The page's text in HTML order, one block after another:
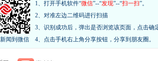
闻到微信
1、打开手机软件“微信”--“发现”--“扫一扫”。
2、对准左边二维码进行扫描
3、识别成功后，弹出是否浏览该页面，点击确
4、点击手机右上角分享按钮，分享到朋友圈。